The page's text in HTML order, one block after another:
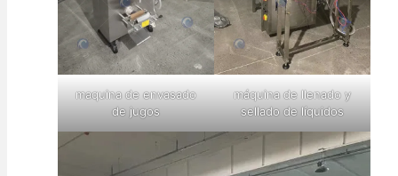
maquina de envasado
de jugos
máquina de llenado y
sellado de líquidos